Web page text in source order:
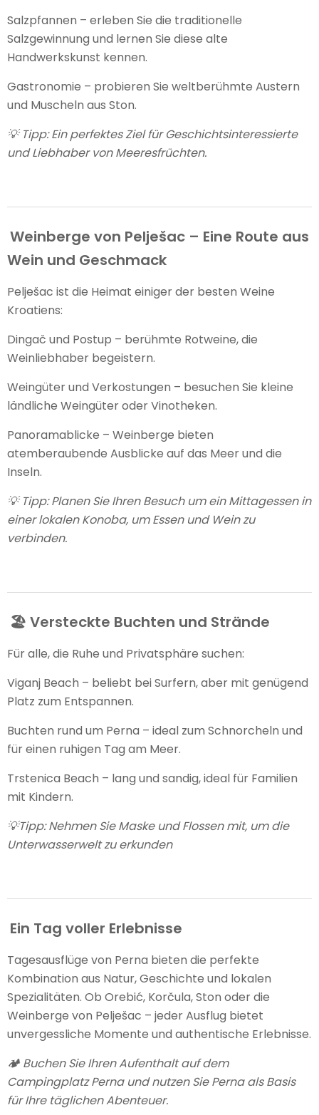
Salzpfannen – erleben Sie die traditionelle
Salzgewinnung und lernen Sie diese alte
Handwerkskunst kennen.
Gastronomie – probieren Sie weltberühmte Austern
und Muscheln aus Ston.
💡 Tipp: Ein perfektes Ziel für Geschichtsinteressierte
und Liebhaber von Meeresfrüchten.
Weinberge von Pelješac – Eine Route aus
Wein und Geschmack
Pelješac ist die Heimat einiger der besten Weine
Kroatiens:
Dingač und Postup – berühmte Rotweine, die
Weinliebhaber begeistern.
Weingüter und Verkostungen – besuchen Sie kleine
ländliche Weingüter oder Vinotheken.
Panoramablicke – Weinberge bieten
atemberaubende Ausblicke auf das Meer und die
Inseln.
💡 Tipp: Planen Sie Ihren Besuch um ein Mittagessen in
einer lokalen Konoba, um Essen und Wein zu
verbinden.
🏖️ Versteckte Buchten und Strände
Für alle, die Ruhe und Privatsphäre suchen:
Viganj Beach – beliebt bei Surfern, aber mit genügend
Platz zum Entspannen.
Buchten rund um Perna – ideal zum Schnorcheln und
für einen ruhigen Tag am Meer.
Trstenica Beach – lang und sandig, ideal für Familien
mit Kindern.
💡Tipp: Nehmen Sie Maske und Flossen mit, um die
Unterwasserwelt zu erkunden
Ein Tag voller Erlebnisse
Tagesausflüge von Perna bieten die perfekte
Kombination aus Natur, Geschichte und lokalen
Spezialitäten. Ob Orebić, Korčula, Ston oder die
Weinberge von Pelješac – jeder Ausflug bietet
unvergessliche Momente und authentische Erlebnisse.
🏕️ Buchen Sie Ihren Aufenthalt auf dem
Campingplatz Perna und nutzen Sie Perna als Basis
für Ihre täglichen Abenteuer.